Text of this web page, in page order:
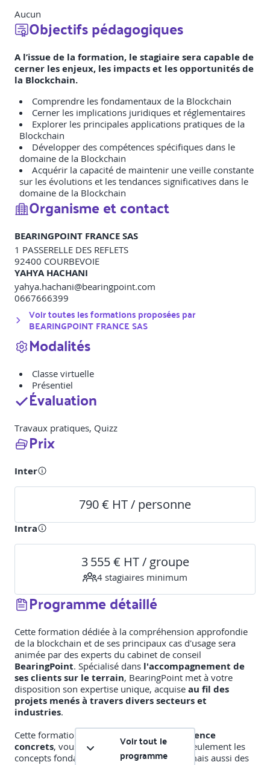
Aucun
Objectifs pédagogiques
A l’issue de la formation, le stagiaire sera capable de
cerner les enjeux, les impacts et les opportunités de
la Blockchain.
Comprendre les fondamentaux de la Blockchain
Cerner les implications juridiques et réglementaires
Explorer les principales applications pratiques de la
Blockchain
Développer des compétences spécifiques dans le
domaine de la Blockchain
Acquérir la capacité de maintenir une veille constante
sur les évolutions et les tendances significatives dans le
domaine de la Blockchain
Organisme et contact
BEARINGPOINT FRANCE SAS
1 PASSERELLE DES REFLETS
92400 COURBEVOIE
YAHYA HACHANI
yahya.hachani@bearingpoint.com
0667666399
Voir toutes les formations proposées par
BEARINGPOINT FRANCE SAS
Modalités
Classe virtuelle
Présentiel
Évaluation
Travaux pratiques, Quizz
Prix
Inter
790 € HT / personne
Intra
3 555 € HT / groupe
4 stagiaires minimum
Programme détaillé
Cette formation dédiée à la compréhension approfondie
de la blockchain et de ses principaux cas d'usage sera
animée par des experts du cabinet de conseil
BearingPoint. Spécialisé dans l'accompagnement de
ses clients sur le terrain, BearingPoint met à votre
disposition son expertise unique, acquise au fil des
projets menés à travers divers secteurs et
industries.
Cette formation, riche en
retours d'expérience
concrets, vous permettra d’explorer non seulement les
concepts fondamentaux de la blockchain, mais aussi des
Voir tout le
programme